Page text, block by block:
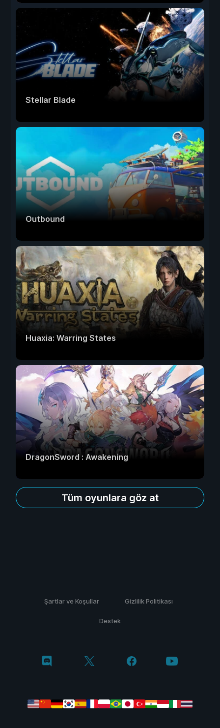
Stellar Blade
Outbound
Huaxia: Warring States
DragonSword : Awakening
Tüm oyunlara göz at
Şartlar ve Koşullar Gizlilik Politikası
Destek